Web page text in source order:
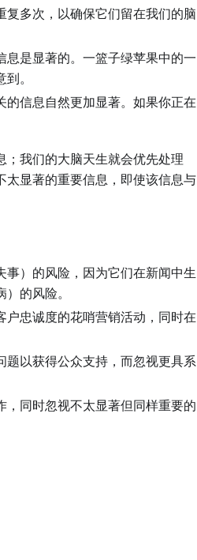
复多次，以确保它们留在我们的脑
息是显著的。一篮子绿苹果中的一
。
的信息自然更加显著。如果你正在
我们的大脑天生就会优先处理
显著的重要信息，即使该信息与
事）的风险，因为它们在新闻中生
的风险。
忠诚度的花哨营销活动，同时在
题以获得公众支持，而忽视更具系
，同时忽视不太显著但同样重要的